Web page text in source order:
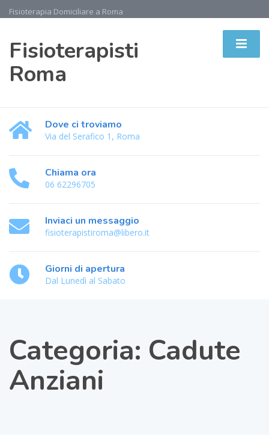
Fisioterapia Domiciliare a Roma
Fisioterapisti
Roma
Dove ci troviamo
Via del Serafico 1, Roma
Chiama ora
06 62296705
Inviaci un messaggio
fisioterapistiroma@libero.it
Giorni di apertura
Dal Lunedì al Sabato
Categoria: Cadute
Anziani